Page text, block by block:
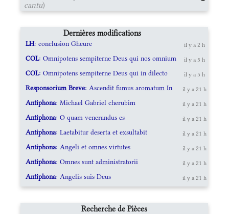
cantu)
Dernières modifications
LH: conclusion Gheure il y a 2 h
COL: Omnipotens sempiterne Deus qui nos omnium il y a 5 h
COL: Omnipotens sempiterne Deus qui in dilecto il y a 5 h
Responsorium Breve: Ascendit fumus aromatum In il y a 21 h
Antiphona: Michael Gabriel cherubim il y a 21 h
Antiphona: O quam venerandus es il y a 21 h
Antiphona: Laetabitur deserta et exsultabit il y a 21 h
Antiphona: Angeli et omnes virtutes il y a 21 h
Antiphona: Omnes sunt administratorii il y a 21 h
Antiphona: Angelis suis Deus il y a 21 h
Recherche de Pièces